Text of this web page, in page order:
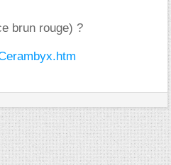
brun rouge) ?